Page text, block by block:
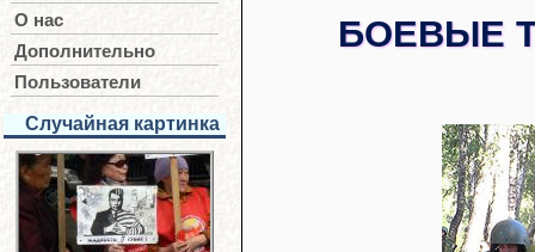
О нас
Дополнительно
Пользователи
Случайная картинка
БОЕВЫЕ